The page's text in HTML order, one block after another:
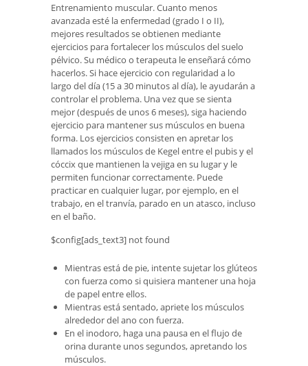
Entrenamiento muscular. Cuanto menos
avanzada esté la enfermedad (grado I o II),
mejores resultados se obtienen mediante
ejercicios para fortalecer los músculos del suelo
pélvico. Su médico o terapeuta le enseñará cómo
hacerlos. Si hace ejercicio con regularidad a lo
largo del día (15 a 30 minutos al día), le ayudarán a
controlar el problema. Una vez que se sienta
mejor (después de unos 6 meses), siga haciendo
ejercicio para mantener sus músculos en buena
forma. Los ejercicios consisten en apretar los
llamados los músculos de Kegel entre el pubis y el
cóccix que mantienen la vejiga en su lugar y le
permiten funcionar correctamente. Puede
practicar en cualquier lugar, por ejemplo, en el
trabajo, en el tranvía, parado en un atasco, incluso
en el baño.
$config[ads_text3] not found
Mientras está de pie, intente sujetar los glúteos
con fuerza como si quisiera mantener una hoja
de papel entre ellos.
Mientras está sentado, apriete los músculos
alrededor del ano con fuerza.
En el inodoro, haga una pausa en el flujo de
orina durante unos segundos, apretando los
músculos.